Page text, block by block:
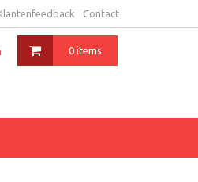
Contact
0 items